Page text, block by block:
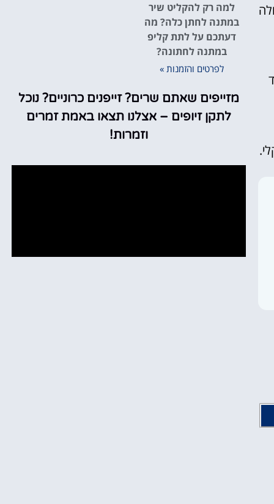
למה רק להקליט שיר
במתנה לחתן כלה? מה
דעתכם על לתת קליפ
במתנה לחתונה?
לפרטים והזמנות »
מזייפים שאתם שרים? זייפנים כרוניים? נוכל
לתקן זיופים – אצלנו תצאו באמת זמרים
וזמרות!